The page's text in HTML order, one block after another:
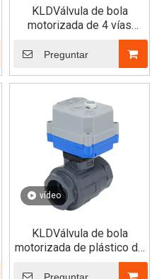
KLDVálvula de bola
motorizada de 4 vías
30S/SJ para montaje
rápido (horizontal)
Preguntar
vídeo
KLDVálvula de bola
motorizada de plástico de
puerto completo de 2 vías
30S/SJ